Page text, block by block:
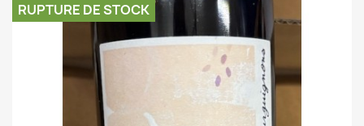
RUPTURE DE STOCK